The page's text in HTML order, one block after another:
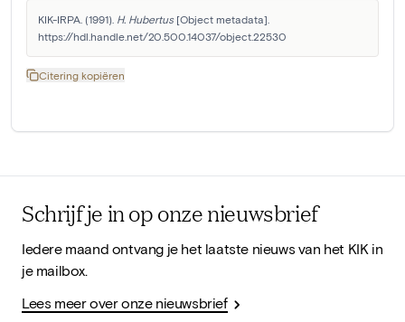
KIK-IRPA. (1991). H. Hubertus [Object metadata].
https://hdl.handle.net/20.500.14037/object.22530
Citering kopiëren
Schrijf je in op onze nieuwsbrief
Iedere maand ontvang je het laatste nieuws van het KIK in
je mailbox.
Lees meer over onze nieuwsbrief